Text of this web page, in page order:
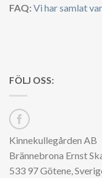
FAQ:Vi har samlat
FÖLJ OSS:
Kinnekullegården AB
Brännebrona Ernst
533 97 Götene,